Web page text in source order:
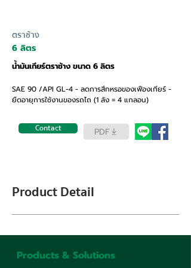
ตราช้าง
6 ลิตร
น้ำมันเกียร์ตราช้าง ขนาด 6 ลิตร
SAE 90 /API GL-4 - ลดการสึกหรอของเฟืองเกียร์ -
ยืดอายุการใช้งานของรถไถ (1 ลัง = 4 แกลอน)
Contact PDF
Product Detail
Products & Solutions